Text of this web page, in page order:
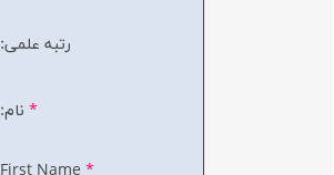
رتبه علمی:
* نام: